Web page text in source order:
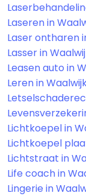
Laseren in
Laser ontharen
Lasser in
Leasen auto in
Leren in
Lichtkoepel in
Lichtkoepel
Lichtstraat in
Life coach in
Lingerie in